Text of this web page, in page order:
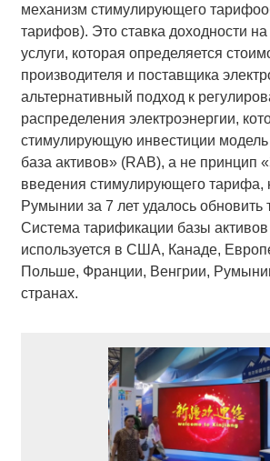
механизм стимулирующего
тарифов). Это ставка доходности
услуги, которая определяется
производителя и поставщика
альтернативный подход к
распределения электроэнергии,
стимулирующую инвестиции
база активов» (RAB), а не принцип
введения стимулирующего тарифа,
Румынии за 7 лет удалось обновить
Система тарификации базы
используется в США, Канаде,
Польше, Франции, Венгрии,
странах.